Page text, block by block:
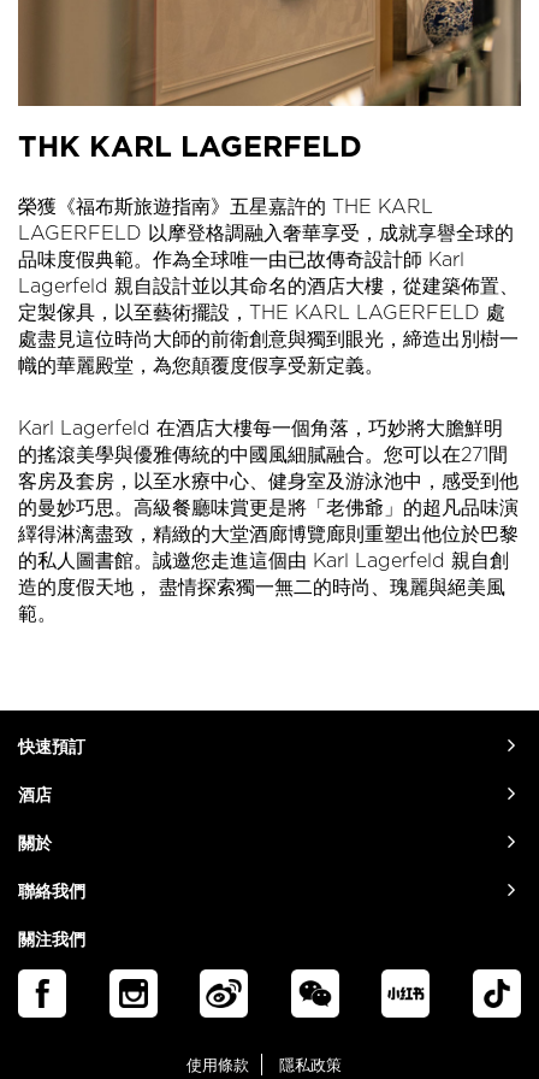
THK KARL LAGERFELD
榮獲《福布斯旅遊指南》五星嘉許的 THE KARL
LAGERFELD 以摩登格調融入奢華享受，成就享譽全球的
品味度假典範。作為全球唯一由已故傳奇設計師 Karl
Lagerfeld 親自設計並以其命名的酒店大樓，從建築佈置、
定製傢具，以至藝術擺設，THE KARL LAGERFELD 處
處盡見這位時尚大師的前衛創意與獨到眼光，締造出別樹一
幟的華麗殿堂，為您顛覆度假享受新定義。
Karl Lagerfeld 在酒店大樓每一個角落，巧妙將大膽鮮明
的搖滾美學與優雅傳統的中國風細膩融合。您可以在271間
客房及套房，以至水療中心、健身室及游泳池中，感受到他
的曼妙巧思。高級餐廳味賞更是將「老佛爺」的超凡品味演
繹得淋漓盡致，精緻的大堂酒廊博覽廊則重塑出他位於巴黎
的私人圖書館。誠邀您走進這個由 Karl Lagerfeld 親自創
造的度假天地， 盡情探索獨一無二的時尚、瑰麗與絕美風
範。
快速預訂
酒店
關於
聯絡我們
關注我們
使用條款
隱私政策